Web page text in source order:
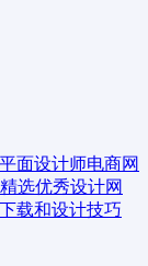
面设计师电商网
选优秀设计网
载和设计技巧